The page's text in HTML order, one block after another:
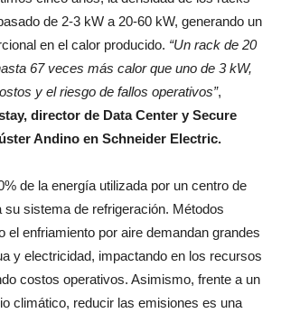
de 2-3 kW a 20-60 kW, generando un
en el calor producido. “Un rack de 20
67 veces más calor que uno de 3 kW,
y el riesgo de fallos operativos”,
director de Data Center y Secure
Andino en Schneider Electric.
de la energía utilizada por un centro de
su sistema de refrigeración. Métodos
el enfriamiento por aire demandan grandes
y electricidad, impactando en los recursos
costos operativos. Asimismo, frente a un
climático, reducir las emisiones es una